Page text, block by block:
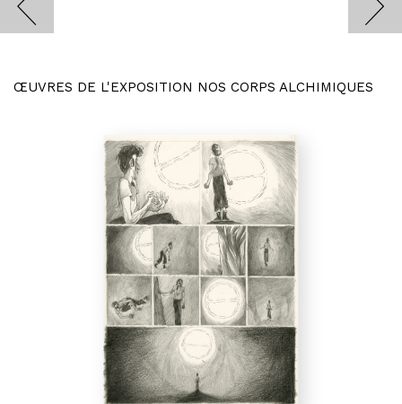
ŒUVRES DE L'EXPOSITION NOS CORPS ALCHIMIQUES